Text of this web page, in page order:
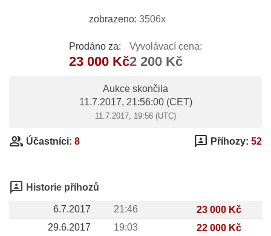
zobrazeno: 3506x
Prodáno za:
23 000 Kč
Vyvolávací cena:
2 200 Kč
Aukce skončila
11.7.2017, 21:56:00(CET)
11.7.2017, 19:56 (UTC)
group Účastníci: 8 3p Příhozy: 52
3p Historie příhozů
6.7.2017 21:46
23 000 Kč
29.6.2017
19:03
22 000 Kč